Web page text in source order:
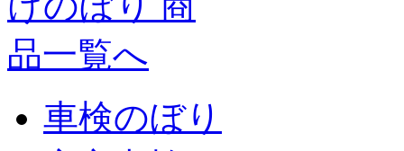
車検のぼり